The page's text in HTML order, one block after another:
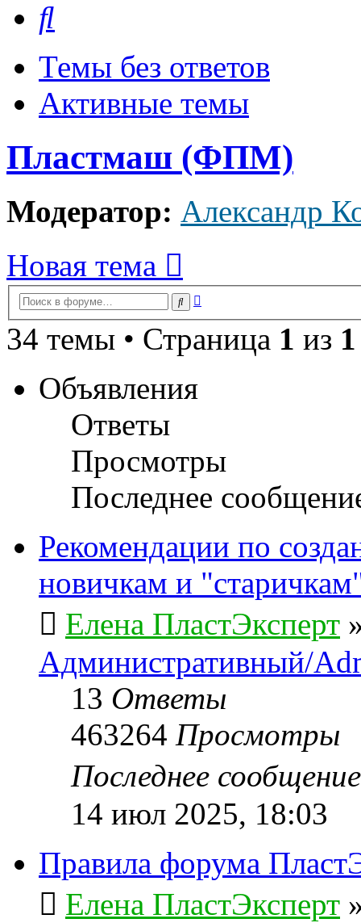
Темы без ответов
Активные темы
Пластмаш (ФПМ)
Модератор: Александр
Новая тема
Поиск
34 темы • Страница 1 из 1
Объявления
Ответы
Просмотры
Последнее
Рекомендации по
новичкам и
Елена ПластЭксперт
Административный/
13 Ответы
463264 Просмотры
Последнее
14 июл 2025, 18:03
Правила форума
Елена ПластЭксперт